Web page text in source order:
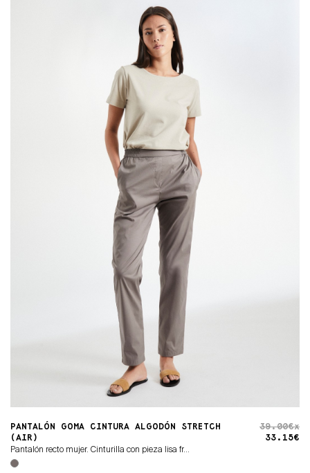
PANTALÓN GOMA CINTURA ALGODÓN STRETCH
(AIR)
39.00€x
33.15€
Pantalón recto mujer. Cinturilla con pieza lisa fr...